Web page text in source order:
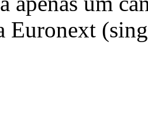
Euronext